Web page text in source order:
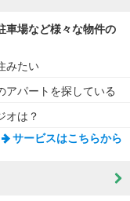
車場など様々な物件の
みたい
アパートを探している
オは？
サービスはこちらから